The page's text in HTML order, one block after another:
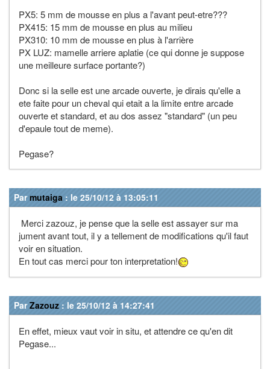
PX5: 5 mm de mousse en plus a l'avant peut-etre???
PX415: 15 mm de mousse en plus au milieu
PX310: 10 mm de mousse en plus à l'arrière
PX LUZ: mamelle arriere aplatie (ce qui donne je suppose
une meilleure surface portante?)
Donc si la selle est une arcade ouverte, je dirais qu'elle a
ete faite pour un cheval qui etait a la limite entre arcade
ouverte et standard, et au dos assez "standard" (un peu
d'epaule tout de meme).
Pegase?
Parmutaiga : le 25/10/12 à 13:05:11
Merci zazouz, je pense que la selle est assayer sur ma
jument avant tout, il y a tellement de modifications qu'il faut
voir en situation.
En tout cas merci pour ton interpretation!
ParZazouz : le 25/10/12 à 14:27:41
En effet, mieux vaut voir in situ, et attendre ce qu'en dit
Pegase...